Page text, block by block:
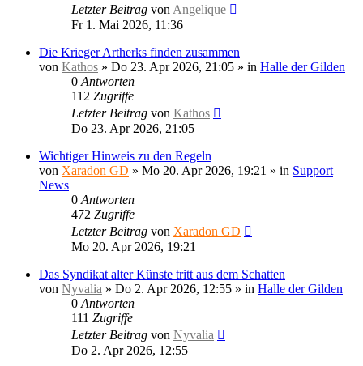
Letzter Beitrag von Angelique
Fr 1. Mai 2026, 11:36
Die Krieger Artherks finden zusammen
von Kathos » Do 23. Apr 2026, 21:05 » in Halle der Gilden
0 Antworten
112 Zugriffe
Letzter Beitrag von Kathos
Do 23. Apr 2026, 21:05
Wichtiger Hinweis zu den Regeln
von Xaradon GD » Mo 20. Apr 2026, 19:21 » in Support
News
0 Antworten
472 Zugriffe
Letzter Beitrag von Xaradon GD
Mo 20. Apr 2026, 19:21
Das Syndikat alter Künste tritt aus dem Schatten
von Nyvalia » Do 2. Apr 2026, 12:55 » in Halle der Gilden
0 Antworten
111 Zugriffe
Letzter Beitrag von Nyvalia
Do 2. Apr 2026, 12:55